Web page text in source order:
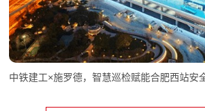
中铁建工×施罗德，智慧巡检赋能合肥西站安